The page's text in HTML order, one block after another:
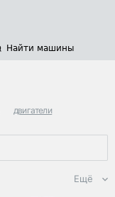
Найти машины
двигатели
Ещё